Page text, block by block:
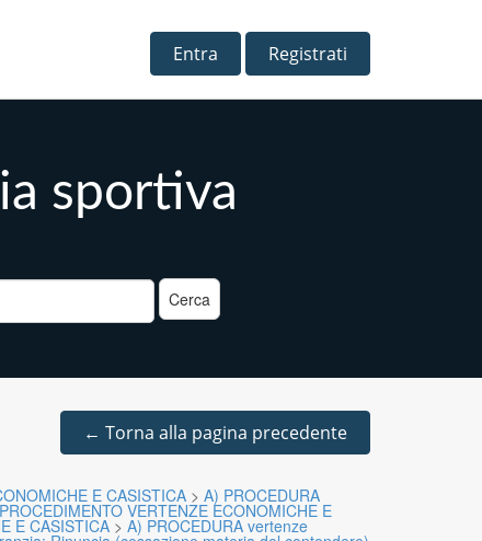
Entra Registrati
sportiva
← Torna alla pagina precedente
E CASISTICA > A) PROCEDURA
VERTENZE ECONOMICHE E
E CASISTICA > A) PROCEDURA vertenze